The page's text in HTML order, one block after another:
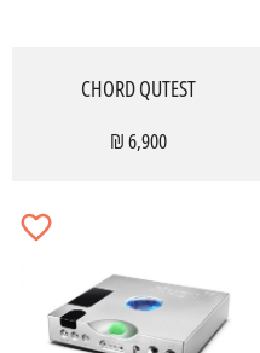
CHORD QUTEST
6,900 ₪